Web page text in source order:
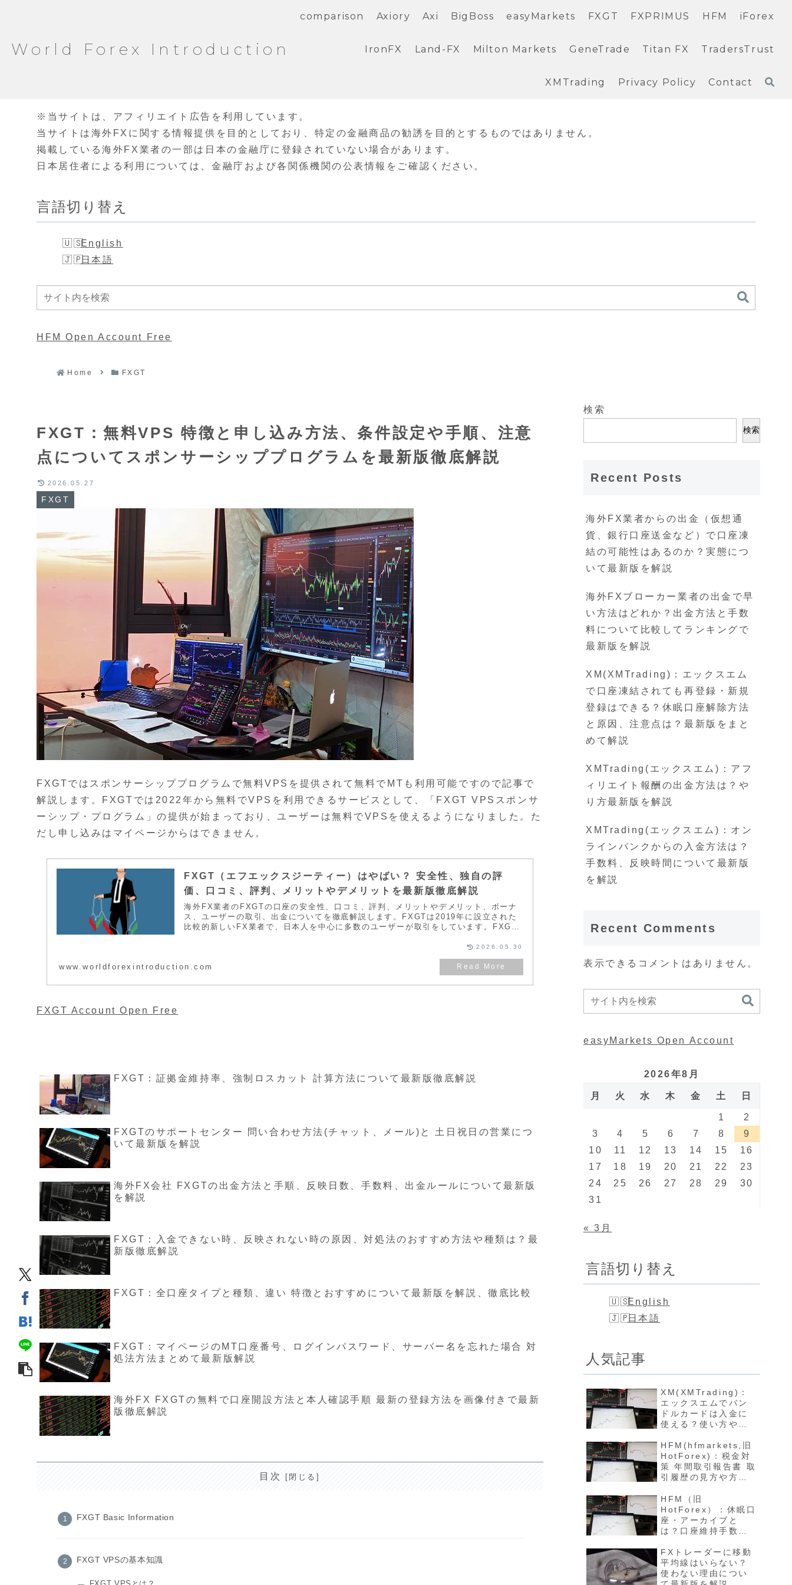
World Forex Introduction
comparison Axiory Axi BigBoss easyMarkets FXGT FXPRIMUS HFM iForex
IronFX Land-FX Milton Markets GeneTrade Titan FX TradersTrust
XMTrading Privacy Policy Contact
※当サイトは、アフィリエイト広告を利用しています。
当サイトは海外FXに関する情報提供を目的としており、特定の金融商品の勧誘を目的とするものではありません。
掲載している海外FX業者の一部は日本の金融庁に登録されていない場合があります。
日本居住者による利用については、金融庁および各関係機関の公表情報をご確認ください。
言語切り替え
English
日本語
HFM Open Account Free
Home FXGT
FXGT：無料VPS 特徴と申し込み方法、条件設定や手順、注意
点についてスポンサーシッププログラムを最新版徹底解説
FXGT
2026.05.27
FXGTではスポンサーシッププログラムで無料VPSを提供されて無料でMTも利用可能ですので記事で
解説します。FXGTでは2022年から無料でVPSを利用できるサービスとして、「FXGT VPSスポンサ
ーシップ・プログラム」の提供が始まっており、ユーザーは無料でVPSを使えるようになりました。た
だし申し込みはマイページからはできません。
FXGT（エフエックスジーティー）はやばい？ 安全性、独自の評
価、口コミ、評判、メリットやデメリットを最新版徹底解説
海外FX業者のFXGTの口座の安全性、口コミ、評判、メリットやデメリット、ボーナ
ス、ユーザーの取引、出金についてを徹底解説します。FXGTは2019年に設立された
比較的新しいFX業者で、日本人を中心に多数のユーザーが取引をしています。FXGT
www.worldforexintroduction.com
2026.05.30
FXGT Account Open Free
FXGT：証拠金維持率、強制ロスカット 計算方法について最新版徹底解説
FXGTのサポートセンター 問い合わせ方法(チャット、メール)と 土日祝日の営業につ
いて最新版を解説
海外FX会社 FXGTの出金方法と手順、反映日数、手数料、出金ルールについて最新版
を解説
FXGT：入金できない時、反映されない時の原因、対処法のおすすめ方法や種類は？最
新版徹底解説
FXGT：全口座タイプと種類、違い 特徴とおすすめについて最新版を解説、徹底比較
FXGT：マイページのMT口座番号、ログインパスワード、サーバー名を忘れた場合 対
処法方法まとめて最新版解説
海外FX FXGTの無料で口座開設方法と本人確認手順 最新の登録方法を画像付きで最新
版徹底解説
目次
FXGT Basic Information
FXGT VPSの基本知識
検索
検索
Recent Posts
海外FX業者からの出金（仮想通
貨、銀行口座送金など）で口座凍
結の可能性はあるのか？実態につ
いて最新版を解説
海外FXブローカー業者の出金で早
い方法はどれか？出金方法と手数
料について比較してランキングで
最新版を解説
XM(XMTrading)：エックスエム
で口座凍結されても再登録・新規
登録はできる？休眠口座解除方法
と原因、注意点は？最新版をまと
めて解説
XMTrading(エックスエム)：アフ
ィリエイト報酬の出金方法は？や
り方最新版を解説
XMTrading(エックスエム)：オン
ラインバンクからの入金方法は？
手数料、反映時間について最新版
を解説
Recent Comments
表示できるコメントはありません。
easyMarkets Open Account
2026年8月
月 火 水 木 金 土 日
1
2
3
4 5 6 7 8
9
10
11 12 13 14 15
16
17
18 19 20 21 22
23
24
25 26 27 28 29
30
31
« 3月
言語切り替え
English
日本語
人気記事
XM(XMTrading)：
エックスエムでバン
ドルカードは入金に
使える？使い方や反
版を解説
HFM(hfmarkets,旧
HotForex)：税金対
策 年間取引報告書 取
引履歴の見方や方法
説
HFM（旧
HotForex）：休眠口
座・アーカイブと
は？口座維持手数料
最新版を解説
FXトレーダーに移動
平均線はいらない？
使わない理由につい